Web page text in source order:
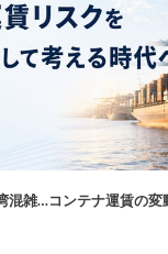
混雑…コンテナ運賃の変